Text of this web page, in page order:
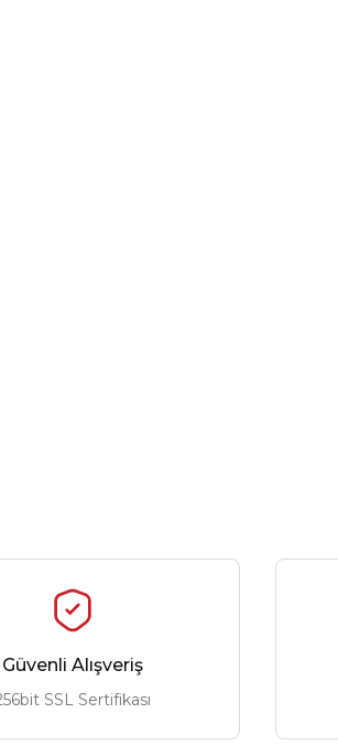
Güvenli Alışveriş
SSL Sertifikası